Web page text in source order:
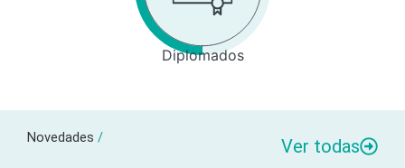
Diplomados
Novedades / Ver todas